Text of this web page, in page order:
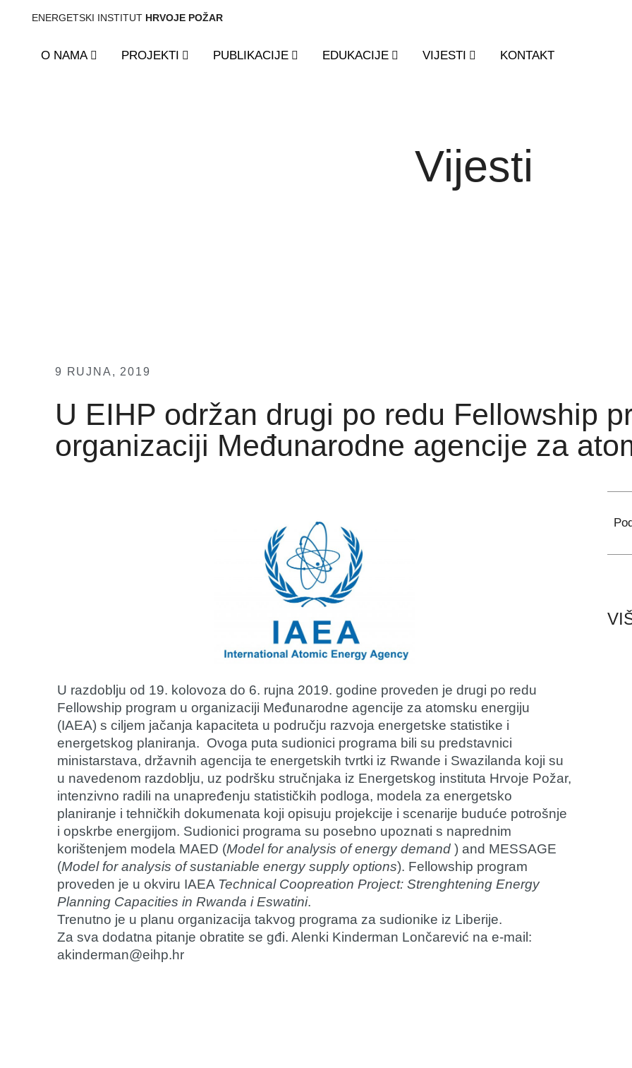
ENERGETSKI INSTITUT HRVOJE POŽAR
O NAMA PROJEKTI PUBLIKACIJE EDUKACIJE VIJESTI KONTAKT
Vijesti
9 RUJNA, 2019
U EIHP održan drugi po redu Fellowship
organizaciji Međunarodne agencije za
U razdoblju od 19. kolovoza do 6. rujna 2019. godine proveden je drugi po redu
Fellowship program u organizaciji Međunarodne agencije za atomsku energiju
(IAEA) s ciljem jačanja kapaciteta u području razvoja energetske statistike i
energetskog planiranja. Ovoga puta sudionici programa bili su predstavnici
ministarstava, državnih agencija te energetskih tvrtki iz Rwande i Swazilanda koji su
u navedenom razdoblju, uz podršku stručnjaka iz Energetskog instituta Hrvoje Požar,
intenzivno radili na unapređenju statističkih podloga, modela za energetsko
planiranje i tehničkih dokumenata koji opisuju projekcije i scenarije buduće potrošnje
i opskrbe energijom. Sudionici programa su posebno upoznati s naprednim
korištenjem modela MAED (Model for analysis of energy demand) and MESSAGE
(Model for analysis of sustaniable energy supply options). Fellowship program
proveden je u okviru IAEA Technical Coopreation Project: Strenghtening Energy
Planning Capacities in Rwanda i Eswatini.
Trenutno je u planu organizacija takvog programa za sudionike iz Liberije.
Za sva dodatna pitanje obratite se gđi. Alenki Kinderman Lončarević na e-mail:
akinderman@eihp.hr